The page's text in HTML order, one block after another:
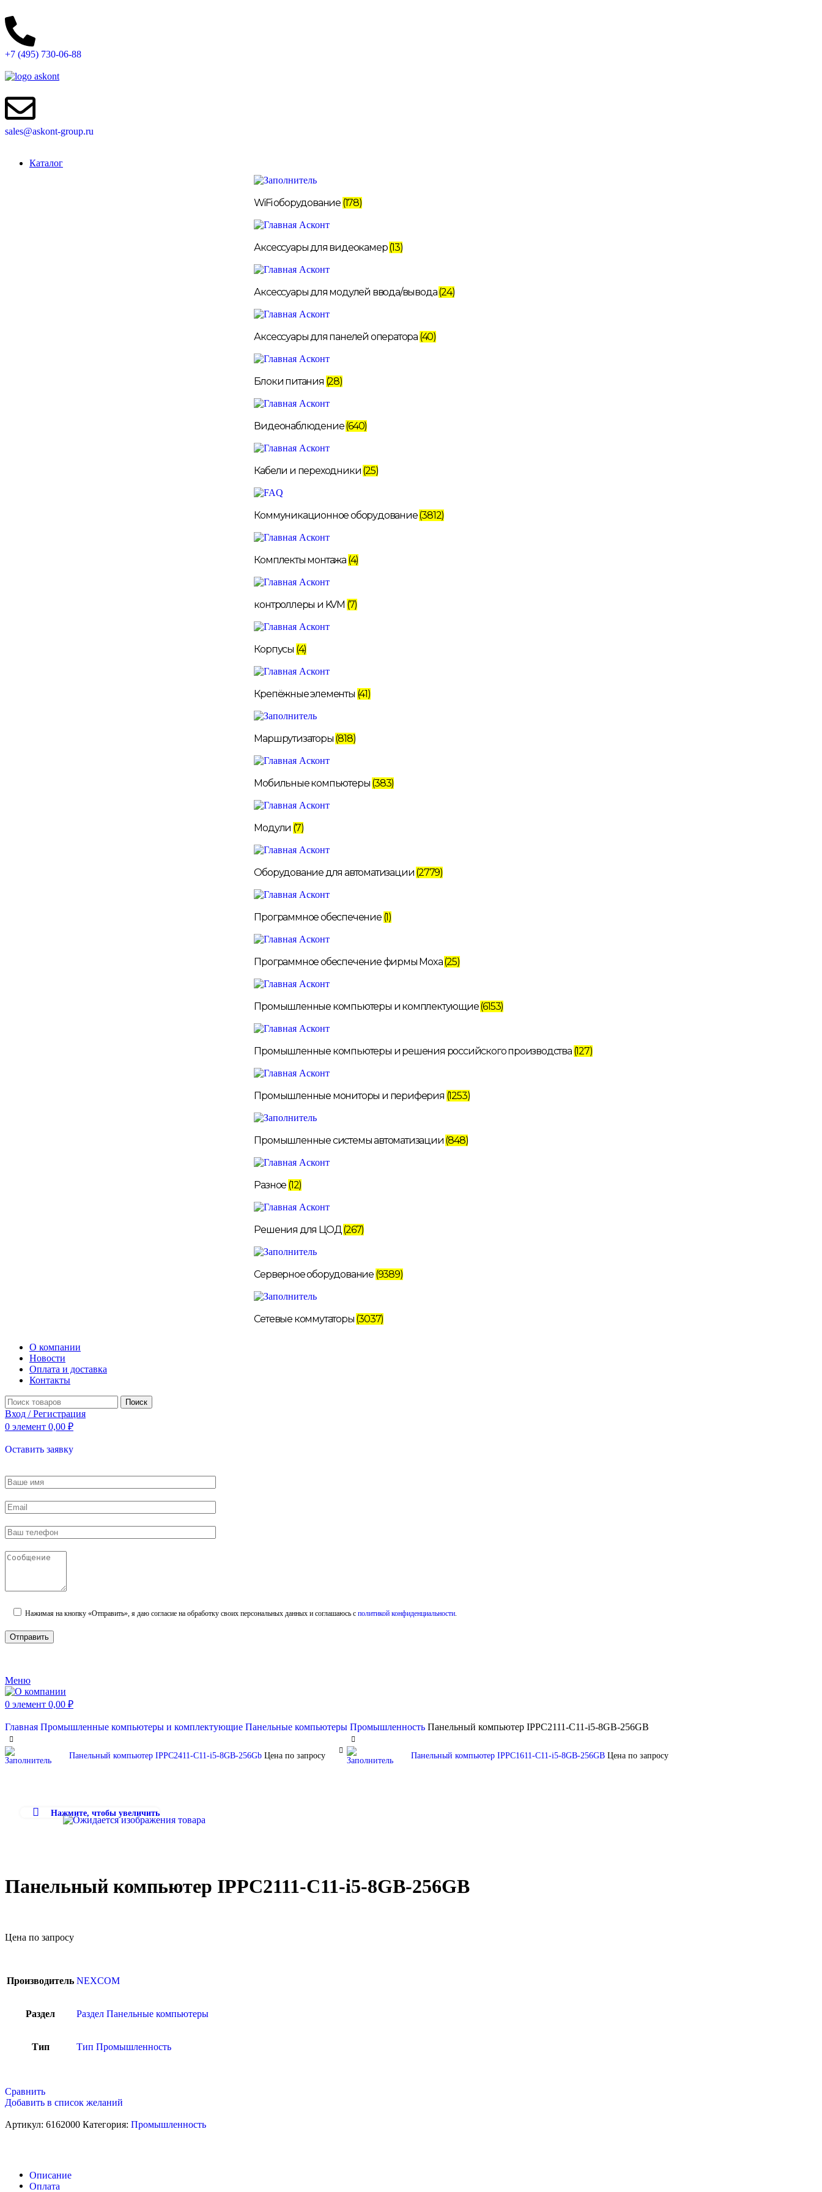
+7 (495) 730-06-88
sales@askont-group.ru
Каталог
WiFi оборудование (178)
Аксессуары для видеокамер(13)
Аксессуары для модулей ввода/вывода(24)
Аксессуары для панелей оператора (40)
Блоки питания (28)
Видеонаблюдение(640)
Кабели и переходники (25)
Коммуникационное оборудование(3812)
Комплекты монтажа (4)
контроллеры и KVM (7)
Корпусы (4)
Крепёжные элементы (41)
Маршрутизаторы (818)
Мобильные компьютеры (383)
Модули (7)
Оборудование для автоматизации (2779)
Программное обеспечение (1)
Программное обеспечение фирмы Moxa(25)
Промышленные компьютеры и комплектующие(6153)
Промышленные компьютеры и решения российского производства (127)
Промышленные мониторы и периферия (1253)
Промышленные системы автоматизации (848)
Разное (12)
Решения для ЦОД(267)
Серверное оборудование (9389)
Сетевые коммутаторы (3037)
О компании
Новости
Оплата и доставка
Контакты
Поиск
Вход / Регистрация
0 элемент 0,00 ₽
Оставить заявку
Нажимая на кнопку «Отправить», я даю согласие на обработку своих персональных данных и соглашаюсь с политикой конфиденциальности.
Меню
0 элемент 0,00 ₽
Главная Промышленные компьютеры и комплектующие Панельные компьютеры Промышленность Панельный компьютер IPPC2111-C11-i5-8GB-256GB
Панельный компьютер IPPC2411-C11-i5-8GB-256Gb Цена по запросу Панельный компьютер IPPC1611-C11-i5-8GB-256GB Цена по запросу
Нажмите, чтобы увеличить
Панельный компьютер IPPC2111-C11-i5-8GB-256GB
Цена по запросу
Производитель NEXCOM
Раздел Раздел Панельные компьютеры
Тип Тип Промышленность
Сравнить
Добавить в список желаний
Артикул: 6162000 Категория: Промышленность
Описание
Оплата